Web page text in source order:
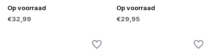
Op voorraad
€32,99
Op voorraad
€29,95